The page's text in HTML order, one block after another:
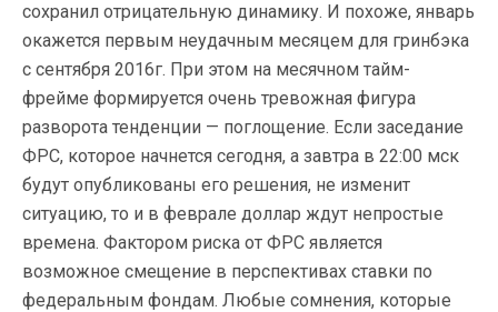
сохранил отрицательную динамику. И похоже, январь
окажется первым неудачным месяцем для гринбэка
с сентября 2016г. При этом на месячном тайм-
фрейме формируется очень тревожная фигура
разворота тенденции — поглощение. Если заседание
ФРС, которое начнется сегодня, а завтра в 22:00 мск
будут опубликованы его решения, не изменит
ситуацию, то и в феврале доллар ждут непростые
времена. Фактором риска от ФРС является
возможное смещение в перспективах ставки по
федеральным фондам. Любые сомнения, которые